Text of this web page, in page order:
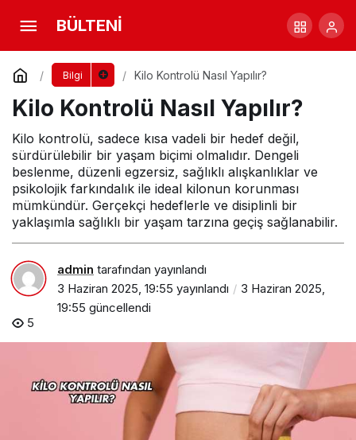
BÜLTENİ
Bilgi Kilo Kontrolü Nasıl Yapılır?
Kilo Kontrolü Nasıl Yapılır?
Kilo kontrolü, sadece kısa vadeli bir hedef değil,
sürdürülebilir bir yaşam biçimi olmalıdır. Dengeli
beslenme, düzenli egzersiz, sağlıklı alışkanlıklar ve
psikolojik farkındalık ile ideal kilonun korunması
mümkündür. Gerçekçi hedeflerle ve disiplinli bir
yaklaşımla sağlıklı bir yaşam tarzına geçiş sağlanabilir.
admin tarafından yayınlandı
3 Haziran 2025, 19:55 yayınlandı
3 Haziran 2025,
19:55 güncellendi
5
Kilo Kontrolü Nasıl Yapılır?
Yorum Yap